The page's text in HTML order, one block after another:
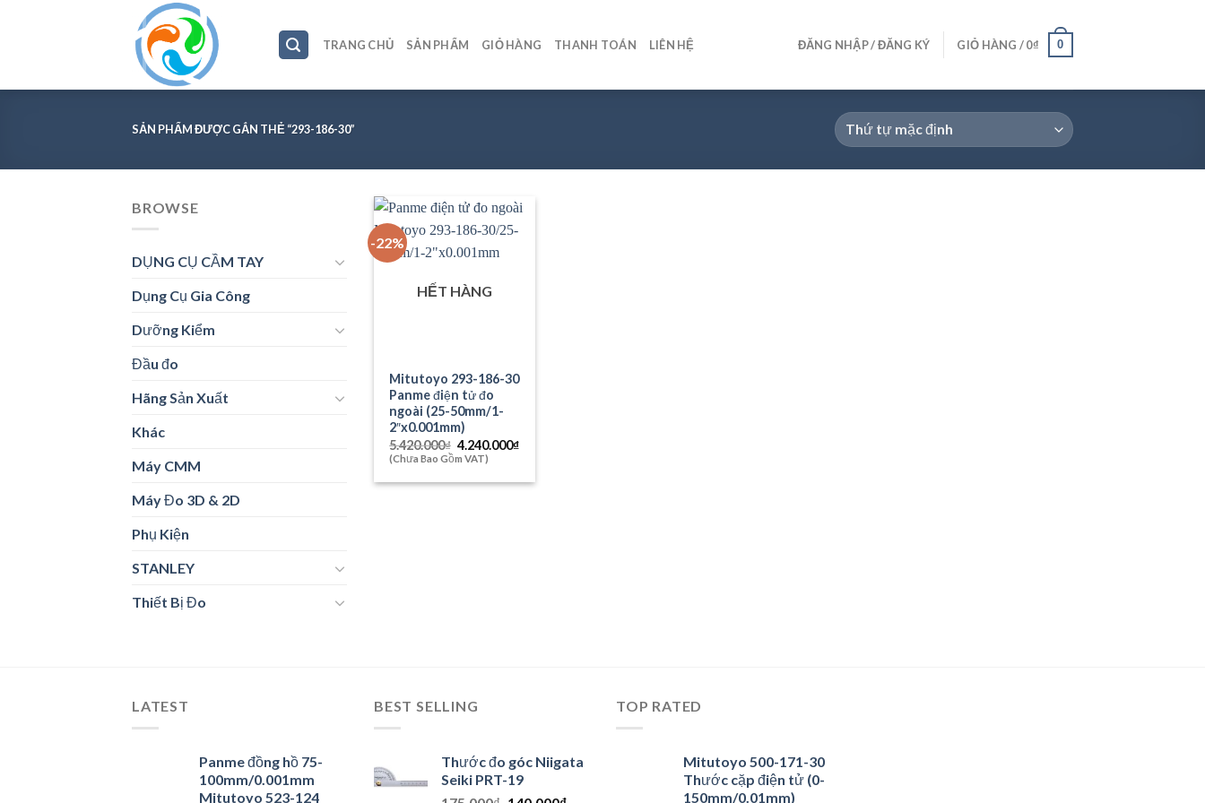
TRANG CHỦ SẢN PHẨM GIỎ HÀNG THANH TOÁN LIÊN HỆ ĐĂNG NHẬP / ĐĂNG KÝ GIỎ HÀNG /0₫ 0
SẢN PHẨM ĐƯỢC GẮN THẺ “293-186-30”
BROWSE
DỤNG CỤ CẦM TAY
Dụng Cụ Gia Công
Dưỡng Kiểm
Đầu đo
Hãng Sản Xuất
Khác
Máy CMM
Máy Đo 3D & 2D
Phụ Kiện
STANLEY
Thiết Bị Đo
-22%
HẾT HÀNG
Mitutoyo 293-186-30
Panme điện tử đo
ngoài (25-50mm/1-
2″x0.001mm)
5.420.000₫ Giá
gốc
5.420.000₫.
4.240.000₫Giá
là:
(Chưa Bao Gồm VAT)
LATEST
Panme đồng hồ 75-
100mm/0.001mm
Mitutoyo 523-124
BEST SELLING
Thước đo góc Niigata
Seiki PRT-19
TOP RATED
Mitutoyo 500-171-30
Thước cặp điện tử (0-
150mm/0.01mm)